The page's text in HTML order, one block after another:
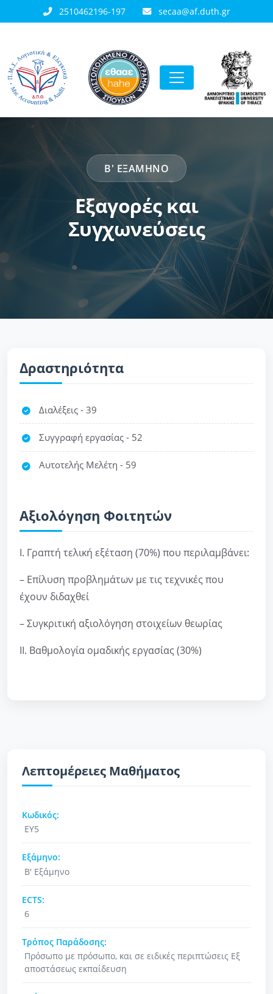
2510462196-197 secaa@af.duth.gr
Β' ΕΞΆΜΗΝΟ
Εξαγορές και
Συγχωνεύσεις
Δραστηριότητα
Διαλέξεις - 39
Συγγραφή εργασίας - 52
Αυτοτελής Μελέτη - 59
Αξιολόγηση Φοιτητών
Ι. Γραπτή τελική εξέταση (70%) που περιλαμβάνει:
– Επίλυση προβλημάτων με τις τεχνικές που
έχουν διδαχθεί
– Συγκριτική αξιολόγηση στοιχείων θεωρίας
ΙΙ. Βαθμολογία ομαδικής εργασίας (30%)
Λεπτομέρειες Μαθήματος
Κωδικός:
ΕΥ5
Εξάμηνο:
Β' Εξάμηνο
ECTS:
6
Τρόπος Παράδοσης:
Πρόσωπο με πρόσωπο, και σε ειδικές περιπτώσεις Εξ
αποστάσεως εκπαίδευση